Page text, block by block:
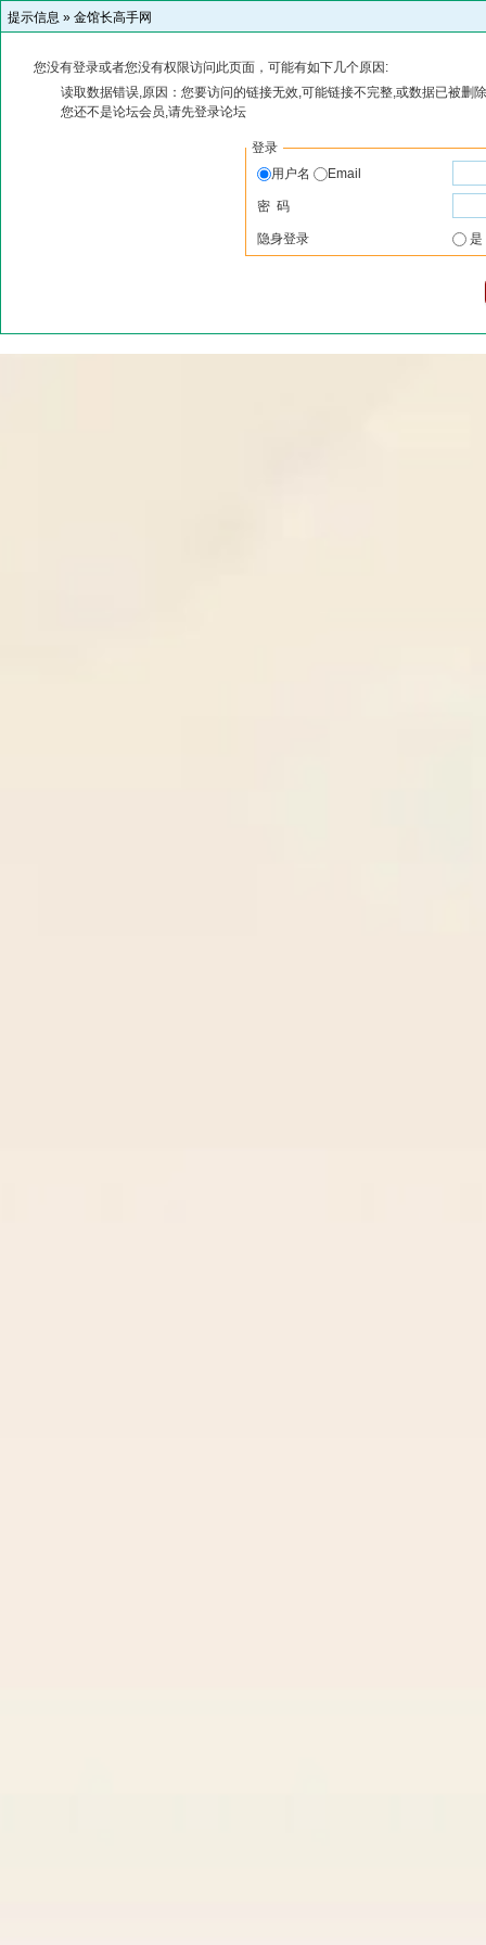
提示信息 » 金馆长高手网
您没有登录或者您没有权限访问此页面，可能有如下几个原因:
读取数据错误,原因：您要访问的链接无效,可能链接不完整,或数据已被删
您还不是论坛会员,请先登录论坛
登录
用户名
Email
密 码
隐身登录